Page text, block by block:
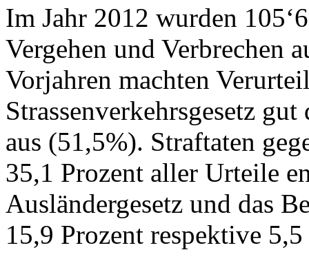
Im Jahr 2012 wurden
Vergehen und Verbrechen
Vorjahren machten
Strassenverkehrsgesetz
aus (51,5%). Straftaten
35,1 Prozent aller Urteile
Ausländergesetz und das
15,9 Prozent respektive